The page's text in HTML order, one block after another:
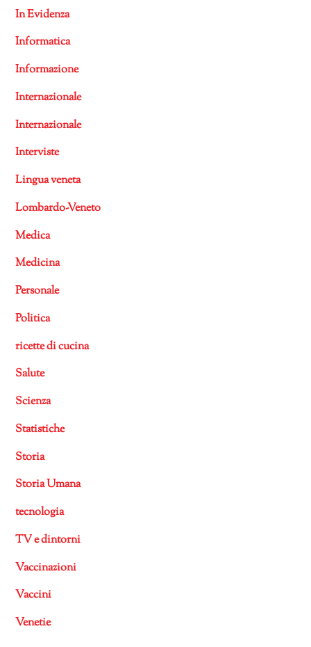
In Evidenza
Informatica
Informazione
Internazionale
Internazionale
Interviste
Lingua veneta
Lombardo-Veneto
Medica
Medicina
Personale
Politica
ricette di cucina
Salute
Scienza
Statistiche
Storia
Storia Umana
tecnologia
TV e dintorni
Vaccinazioni
Vaccini
Venetie